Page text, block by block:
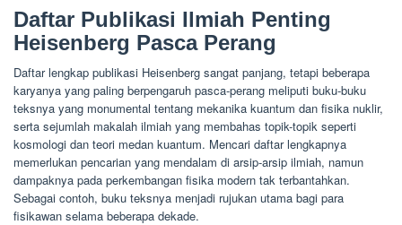
Daftar Publikasi Ilmiah Penting
Heisenberg Pasca Perang
Daftar lengkap publikasi Heisenberg sangat panjang, tetapi beberapa
karyanya yang paling berpengaruh pasca-perang meliputi buku-buku
teksnya yang monumental tentang mekanika kuantum dan fisika nuklir,
serta sejumlah makalah ilmiah yang membahas topik-topik seperti
kosmologi dan teori medan kuantum. Mencari daftar lengkapnya
memerlukan pencarian yang mendalam di arsip-arsip ilmiah, namun
dampaknya pada perkembangan fisika modern tak terbantahkan.
Sebagai contoh, buku teksnya menjadi rujukan utama bagi para
fisikawan selama beberapa dekade.